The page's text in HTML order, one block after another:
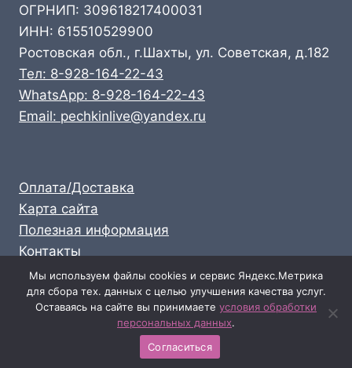
ОГРНИП: 309618217400031
ИНН: 615510529900
Ростовская обл., г.Шахты, ул. Советская, д.182
Тел: 8-928-164-22-43
WhatsApp: 8-928-164-22-43
Email: pechkinlive@yandex.ru
Оплата/Доставка
Карта сайта
Полезная информация
Контакты
Личный кабинет
Опт: 8-928-164-22-43
Розница: 8-989-711-58-47
Мы используем файлы cookies и сервис Яндекс.Метрика
для сбора тех. данных с целью улучшения качества услуг.
Оставаясь на сайте вы принимаете условия обработки
персональных данных.
Согласиться